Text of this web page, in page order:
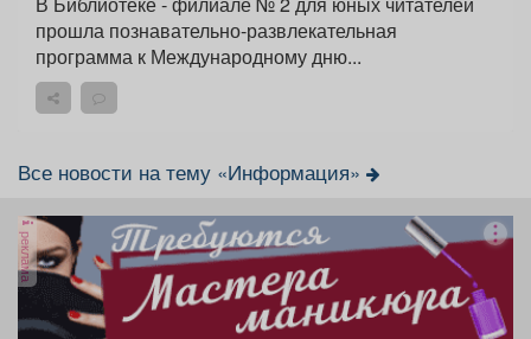
прошла познавательно-развлекательная
программа к Международному дню...
Все новости на тему «Информация»
реклама